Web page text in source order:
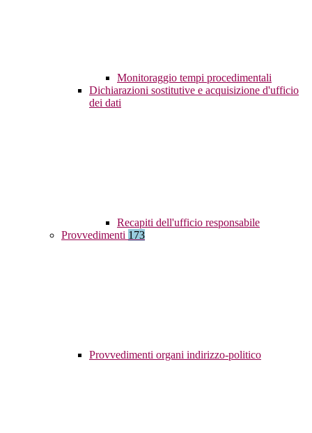
Monitoraggio tempi procedimentali
Dichiarazioni sostitutive e acquisizione d'ufficio
dei dati
Recapiti dell'ufficio responsabile
Provvedimenti 173
Provvedimenti organi indirizzo-politico